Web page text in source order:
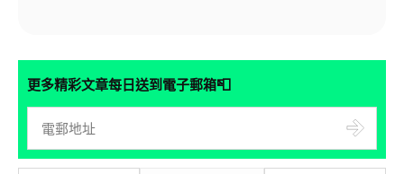
更多精彩文章每日送到電子郵箱📮